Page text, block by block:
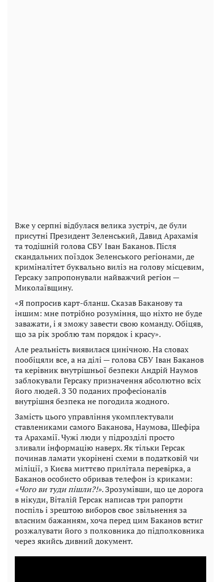
Вже у серпні відбулася велика зустріч, де були
присутні Президент Зеленський, Давид Арахамія
та тодішній голова СБУ Іван Баканов. Після
скандальних поїздок Зеленського регіонами, де
криміналітет буквально виліз на голову місцевим,
Герсаку запропонували найважчий регіон —
Миколаївщину.
«Я попросив карт-бланш. Сказав Баканову та
іншим: мне потрібно розуміння, що ніхто не буде
заважати, і я зможу завести свою команду. Обіцяв,
що за рік зроблю там порядок і красу».
Але реальність виявилася цинічною. На словах
пообіцяли все, а на ділі — голова СБУ Іван Баканов
та керівник внутрішньої безпеки Андрій Наумов
заблокували Герсаку призначення абсолютно всіх
його людей. З 30 поданих професіоналів
внутрішня безпека не погодила жодного.
Замість цього управління укомплектували
ставлениками самого Баканова, Наумова, Шефіра
та Арахамії. Чужі люди у підрозділі просто
зливали інформацію наверх. Як тільки Герсак
починав ламати укорінені схеми в податковій чи
міліції, з Києва миттєво прилітала перевірка, а
Баканов особисто обривав телефон із криками:
«Чого ви туди пішли?!». Зрозумівши, що це дорога
в нікуди, Віталій Герсак написав три рапорти
поспіль і зрештою виборов своє звільнення за
власним бажанням, хоча перед цим Баканов встиг
розжалувати його з полковника до підполковника
через якийсь дивний документ.